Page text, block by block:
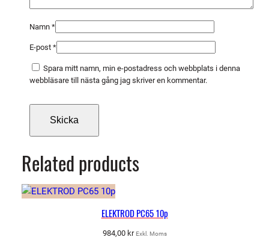
Namn *
E-post *
Spara mitt namn, min e-postadress och webbplats i denna
webbläsare till nästa gång jag skriver en kommentar.
Related products
ELEKTROD PC65 10p
984,00 kr Exkl. Moms